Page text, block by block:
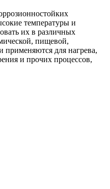
температуры и
их в различных
пищевой,
применяются для нагрева,
и прочих процессов,